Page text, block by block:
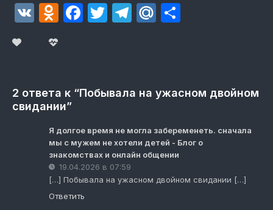
VK Odnoklassniki
Facebook
Twitter
Telegram
Mail.Ru
2 ответа к “Побывала на ужасном двойном
свидании”
Я долгое время не могла забеременеть. сначала
мы с мужем не хотели детей - Блог о
знакомствах и онлайн общении
19.04.2026 в 07:59
[…] Побывала на ужасном двойном свидании […]
Ответить